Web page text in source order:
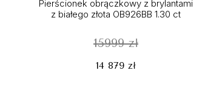
Pierścionek obrączkowy z brylantami
z białego złota OB926BB 1.30 ct
15999 zł
14 879 zł